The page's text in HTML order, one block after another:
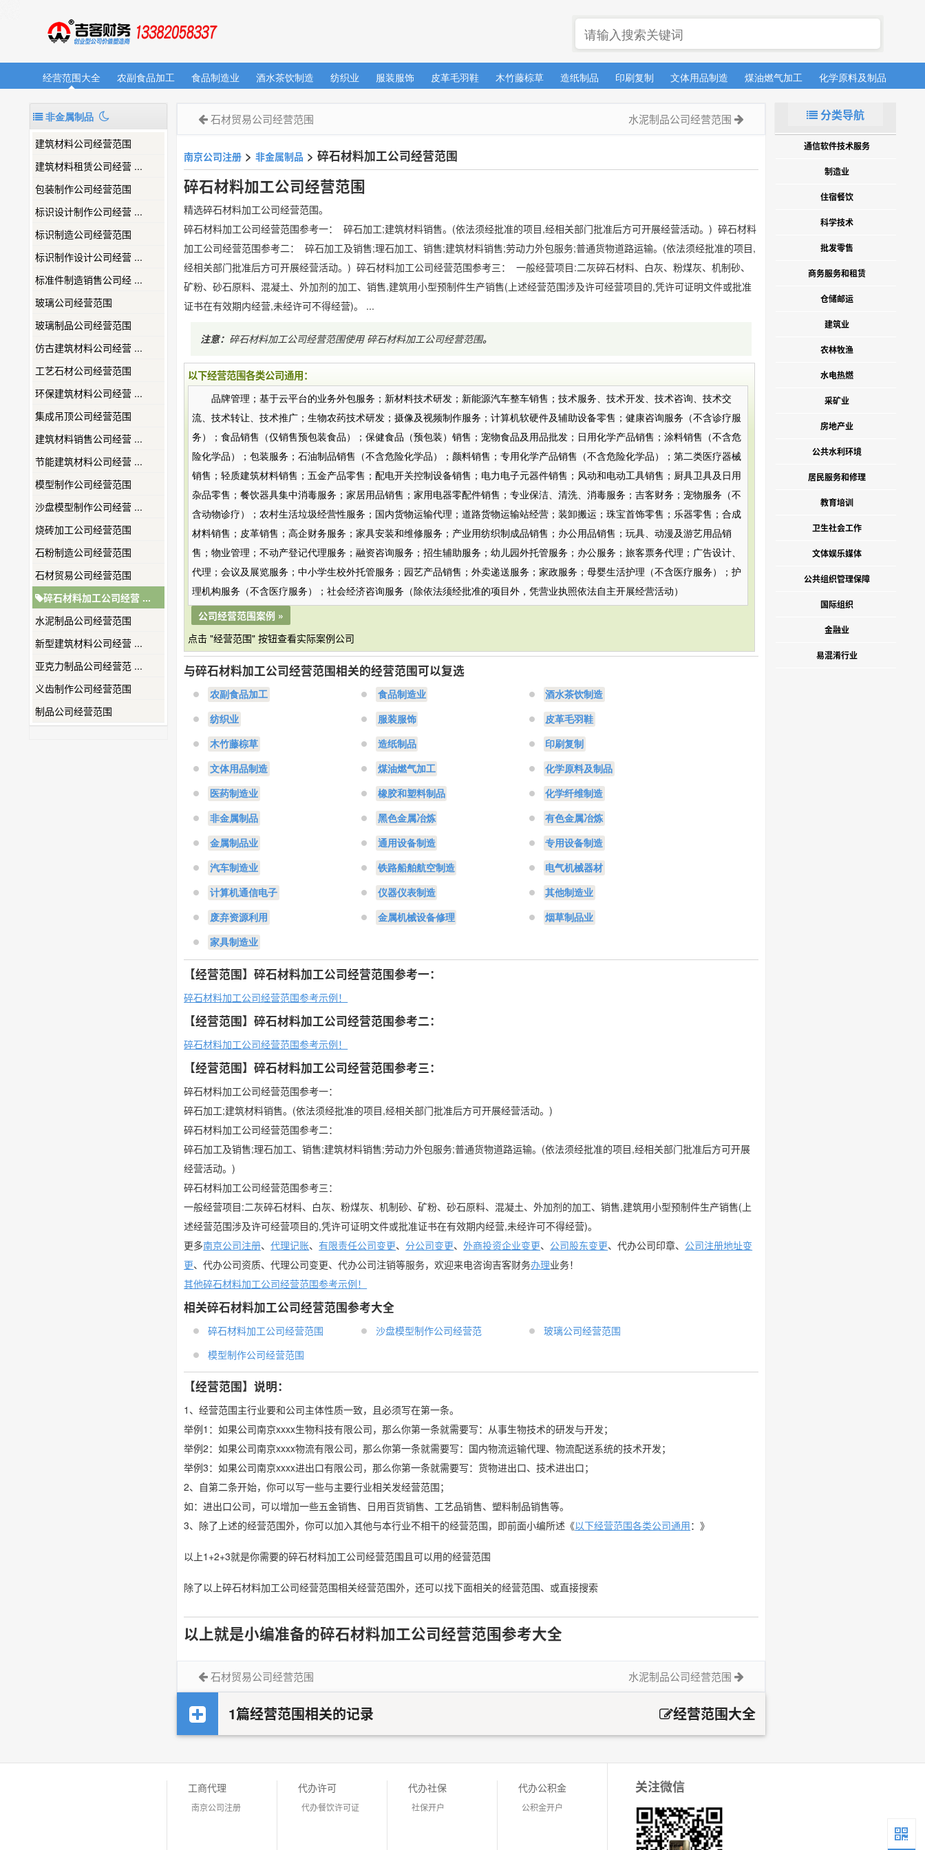
经营范围大全 农副食品加工 食品制造业 酒水茶饮制造 纺织业 服装服饰 皮革毛羽鞋 木竹藤棕草 造纸制品 印刷复制 文体用品制造 煤油燃气加工 化学原料及制品
非金属制品
建筑材料公司经营范围
建筑材料租赁公司经营 ...
包装制作公司经营范围
标识设计制作公司经营 ...
标识制造公司经营范围
标识制作设计公司经营 ...
标准件制造销售公司经 ...
玻璃公司经营范围
玻璃制品公司经营范围
仿古建筑材料公司经营 ...
工艺石材公司经营范围
环保建筑材料公司经营 ...
集成吊顶公司经营范围
建筑材料销售公司经营 ...
节能建筑材料公司经营 ...
模型制作公司经营范围
沙盘模型制作公司经营 ...
烧砖加工公司经营范围
石粉制造公司经营范围
石材贸易公司经营范围
碎石材料加工公司经营 ...
水泥制品公司经营范围
新型建筑材料公司经营 ...
亚克力制品公司经营范 ...
义齿制作公司经营范围
制品公司经营范围
石材贸易公司经营范围 水泥制品公司经营范围
南京公司注册 > 非金属制品 > 碎石材料加工公司经营范围
碎石材料加工公司经营范围
精选碎石材料加工公司经营范围。
碎石材料加工公司经营范围参考一： 碎石加工;建筑材料销售。(依法须经批准的项目,经相关部门批准后方可开展经营活动。) 碎石材料
加工公司经营范围参考二： 碎石加工及销售;理石加工、销售;建筑材料销售;劳动力外包服务;普通货物道路运输。(依法须经批准的项目,
经相关部门批准后方可开展经营活动。) 碎石材料加工公司经营范围参考三： 一般经营项目:二灰碎石材料、白灰、粉煤灰、机制砂、
矿粉、砂石原料、混凝土、外加剂的加工、销售,建筑用小型预制件生产销售(上述经营范围涉及许可经营项目的,凭许可证明文件或批准
证书在有效期内经营,未经许可不得经营)。 ...
注意： 碎石材料加工公司经营范围使用 碎石材料加工公司经营范围。
以下经营范围各类公司通用：
品牌管理；基于云平台的业务外包服务；新材料技术研发；新能源汽车整车销售；技术服务、技术开发、技术咨询、技术交
流、技术转让、技术推广；生物农药技术研发；摄像及视频制作服务；计算机软硬件及辅助设备零售；健康咨询服务（不含诊疗服
务）；食品销售（仅销售预包装食品）；保健食品（预包装）销售；宠物食品及用品批发；日用化学产品销售；涂料销售（不含危
险化学品）；包装服务；石油制品销售（不含危险化学品）；颜料销售；专用化学产品销售（不含危险化学品）；第二类医疗器械
销售；轻质建筑材料销售；五金产品零售；配电开关控制设备销售；电力电子元器件销售；风动和电动工具销售；厨具卫具及日用
杂品零售；餐饮器具集中消毒服务；家居用品销售；家用电器零配件销售；专业保洁、清洗、消毒服务；吉客财务；宠物服务（不
含动物诊疗）；农村生活垃圾经营性服务；国内货物运输代理；道路货物运输站经营；装卸搬运；珠宝首饰零售；乐器零售；合成
材料销售；皮革销售；高企财务服务；家具安装和维修服务；产业用纺织制成品销售；办公用品销售；玩具、动漫及游艺用品销
售；物业管理；不动产登记代理服务；融资咨询服务；招生辅助服务；幼儿园外托管服务；办公服务；旅客票务代理；广告设计、
代理；会议及展览服务；中小学生校外托管服务；园艺产品销售；外卖递送服务；家政服务；母婴生活护理（不含医疗服务）；护
理机构服务（不含医疗服务）；社会经济咨询服务（除依法须经批准的项目外，凭营业执照依法自主开展经营活动）
公司经营范围案例 »
点击 "经营范围" 按钮查看实际案例公司
与碎石材料加工公司经营范围相关的经营范围可以复选
农副食品加工 食品制造业 酒水茶饮制造
纺织业 服装服饰 皮革毛羽鞋
木竹藤棕草 造纸制品 印刷复制
文体用品制造 煤油燃气加工 化学原料及制品
医药制造业 橡胶和塑料制品 化学纤维制造
非金属制品 黑色金属冶炼 有色金属冶炼
金属制品业 通用设备制造 专用设备制造
汽车制造业 铁路船舶航空制造 电气机械器材
计算机通信电子 仪器仪表制造 其他制造业
废弃资源利用 金属机械设备修理 烟草制品业
家具制造业
【经营范围】碎石材料加工公司经营范围参考一：
碎石材料加工公司经营范围参考示例！
【经营范围】碎石材料加工公司经营范围参考二：
碎石材料加工公司经营范围参考示例！
【经营范围】碎石材料加工公司经营范围参考三：
碎石材料加工公司经营范围参考一：
碎石加工;建筑材料销售。(依法须经批准的项目,经相关部门批准后方可开展经营活动。)
碎石材料加工公司经营范围参考二：
碎石加工及销售;理石加工、销售;建筑材料销售;劳动力外包服务;普通货物道路运输。(依法须经批准的项目,经相关部门批准后方可开展
经营活动。)
碎石材料加工公司经营范围参考三：
一般经营项目:二灰碎石材料、白灰、粉煤灰、机制砂、矿粉、砂石原料、混凝土、外加剂的加工、销售,建筑用小型预制件生产销售(上
述经营范围涉及许可经营项目的,凭许可证明文件或批准证书在有效期内经营,未经许可不得经营)。
更多南京公司注册、代理记账、有限责任公司变更、分公司变更、外商投资企业变更、 公司股东变更、代办公司印章、 公司注册地址变
更、代办公司资质、代理公司变更、代办公司注销等服务，欢迎来电咨询吉客财务办理业务！
其他碎石材料加工公司经营范围参考示例！
相关碎石材料加工公司经营范围参考大全
碎石材料加工公司经营范围 沙盘模型制作公司经营范
玻璃公司经营范围
模型制作公司经营范围
【经营范围】说明：
1、经营范围主行业要和公司主体性质一致，且必须写在第一条。
举例1：如果公司南京xxxx生物科技有限公司，那么你第一条就需要写：从事生物技术的研发与开发；
举例2：如果公司南京xxxx物流有限公司，那么你第一条就需要写：国内物流运输代理、物流配送系统的技术开发；
举例3：如果公司南京xxxx进出口有限公司，那么你第一条就需要写：货物进出口、技术进出口；
2、自第二条开始，你可以写一些与主要行业相关发经营范围；
如：进出口公司，可以增加一些五金销售、日用百货销售、工艺品销售、塑料制品销售等。
3、除了上述的经营范围外，你可以加入其他与本行业不相干的经营范围，即前面小编所述《以下经营范围各类公司通用：》
以上1+2+3就是你需要的碎石材料加工公司经营范围且可以用的经营范围
除了以上碎石材料加工公司经营范围相关经营范围外，还可以找下面相关的经营范围、或直接搜索
以上就是小编准备的碎石材料加工公司经营范围参考大全
石材贸易公司经营范围 水泥制品公司经营范围
1篇经营范围相关的记录 经营范围大全
分类导航
通信软件技术服务
制造业
住宿餐饮
科学技术
批发零售
商务服务和租赁
仓储邮运
建筑业
农林牧渔
水电热燃
采矿业
房地产业
公共水利环境
居民服务和修理
教育培训
卫生社会工作
文体娱乐媒体
公共组织管理保障
国际组织
金融业
易混淆行业
工商代理
南京公司注册
代办许可
代办餐饮许可证
代办社保
社保开户
代办公积金
公积金开户
关注微信